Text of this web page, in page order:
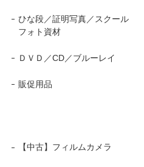
ひな段／証明写真／スクール
フォト資材
ＤＶＤ／CD／ブルーレイ
販促用品
【中古】フィルムカメラ